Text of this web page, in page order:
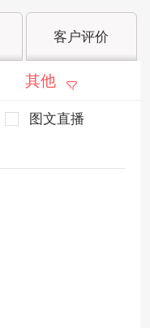
客户评价
其他
图文直播